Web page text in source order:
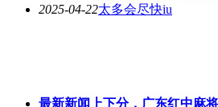
2025-04-22太多会尽快iu
最新新闻上下分，广东红中麻